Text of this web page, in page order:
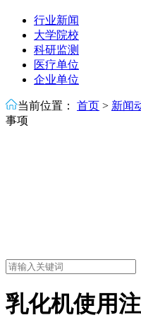
行业新闻
大学院校
科研监测
医疗单位
企业单位
当前位置： 首页 > 新闻
事项
乳化机使用